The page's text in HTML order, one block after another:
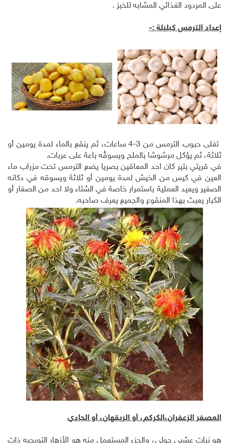
على المردود الغذائي المشابه للخبز .
إعداد الترمس كبليلة :-
تغلى حبوب الترمس من 3-4 ساعات، ثم ينقع بالماء لمدة يومين أو
ثلاثة، ثم يؤكل مرشوشا بالملح ويسوقُه باعة على عربات.
في قريتي بتير كان احد المعاقين بصريا يضع الترمس تحت مزراب ماء
العين في كيس من الخيش لمدة يومين أو ثلاثة ويسوقه في دكانه
الصغير ويعيد العملية باستمرار خاصة في الشتاء ولا احد من الصغار أو
الكبار يعبث بهذا المنقوع والجميع يعرف صاحبه.
العصفر الزعفران،الكركم، أو الريقهان، أو الجادي
هو نبات عشبي حولي، والجزء المستعمل منه هو الأزهار التويجيه ذات